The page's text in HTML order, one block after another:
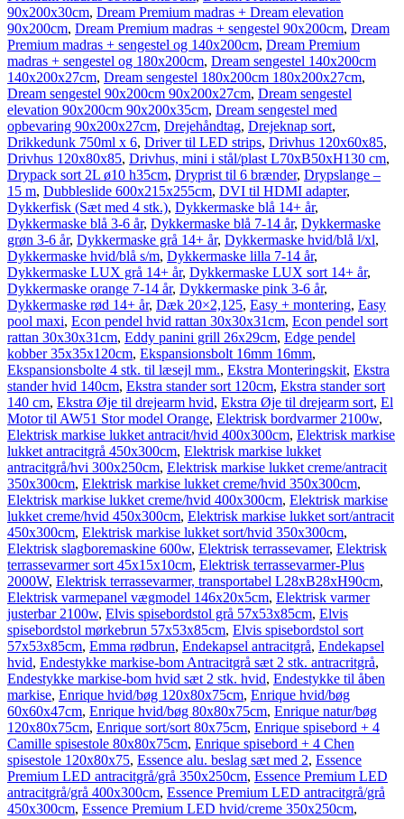
90x200x30cm, Dream Premium madras + Dream elevation
90x200cm, Dream Premium madras + sengestel 90x200cm, Dream
Premium madras + sengestel og 140x200cm, Dream Premium
madras + sengestel og 180x200cm, Dream sengestel 140x200cm
140x200x27cm, Dream sengestel 180x200cm 180x200x27cm,
Dream sengestel 90x200cm 90x200x27cm, Dream sengestel
elevation 90x200cm 90x200x35cm, Dream sengestel med
opbevaring 90x200x27cm, Drejehåndtag, Drejeknap sort,
Drikkedunk 750ml x 6, Driver til LED strips, Drivhus 120x60x85,
Drivhus 120x80x85, Drivhus, mini i stål/plast L70xB50xH130 cm,
Drypack sort 2L ø10 h35cm, Dryprist til 6 brænder, Drypslange –
15 m, Dubbleslide 600x215x255cm, DVI til HDMI adapter,
Dykkerfisk (Sæt med 4 stk.), Dykkermaske blå 14+ år,
Dykkermaske blå 3-6 år, Dykkermaske blå 7-14 år, Dykkermaske
grøn 3-6 år, Dykkermaske grå 14+ år, Dykkermaske hvid/blå l/xl,
Dykkermaske hvid/blå s/m, Dykkermaske lilla 7-14 år,
Dykkermaske LUX grå 14+ år, Dykkermaske LUX sort 14+ år,
Dykkermaske orange 7-14 år, Dykkermaske pink 3-6 år,
Dykkermaske rød 14+ år, Dæk 20×2,125, Easy + montering, Easy
pool maxi, Econ pendel hvid rattan 30x30x31cm, Econ pendel sort
rattan 30x30x31cm, Eddy panini grill 26x29cm, Edge pendel
kobber 35x35x120cm, Ekspansionsbolt 16mm 16mm,
Ekspansionsbolte 4 stk. til læsejl mm., Ekstra Monteringskit, Ekstra
stander hvid 140cm, Ekstra stander sort 120cm, Ekstra stander sort
140 cm, Ekstra Øje til drejearm hvid, Ekstra Øje til drejearm sort, El
Motor til AW51 Stor model Orange, Elektrisk bordvarmer 2100w,
Elektrisk markise lukket antracit/hvid 400x300cm, Elektrisk markise
lukket antracitgrå 450x300cm, Elektrisk markise lukket
antracitgrå/hvi 300x250cm, Elektrisk markise lukket creme/antracit
350x300cm, Elektrisk markise lukket creme/hvid 350x300cm,
Elektrisk markise lukket creme/hvid 400x300cm, Elektrisk markise
lukket creme/hvid 450x300cm, Elektrisk markise lukket sort/antracit
450x300cm, Elektrisk markise lukket sort/hvid 350x300cm,
Elektrisk slagboremaskine 600w, Elektrisk terrassevamer, Elektrisk
terrassevarmer sort 45x15x10cm, Elektrisk terrassevarmer-Plus
2000W, Elektrisk terrassevarmer, transportabel L28xB28xH90cm,
Elektrisk varmepanel vægmodel 146x20x5cm, Elektrisk varmer
justerbar 2100w, Elvis spisebordstol grå 57x53x85cm, Elvis
spisebordstol mørkebrun 57x53x85cm, Elvis spisebordstol sort
57x53x85cm, Emma rødbrun, Endekapsel antracitgrå, Endekapsel
hvid, Endestykke markise-bom Antracitgrå sæt 2 stk. antracritgrå,
Endestykke markise-bom hvid sæt 2 stk. hvid, Endestykke til åben
markise, Enrique hvid/bøg 120x80x75cm, Enrique hvid/bøg
60x60x47cm, Enrique hvid/bøg 80x80x75cm, Enrique natur/bøg
120x80x75cm, Enrique sort/sort 80x75cm, Enrique spisebord + 4
Camille spisestole 80x80x75cm, Enrique spisebord + 4 Chen
spisestole 120x80x75, Essence alu. beslag sæt med 2, Essence
Premium LED antracitgrå/grå 350x250cm, Essence Premium LED
antracitgrå/grå 400x300cm, Essence Premium LED antracitgrå/grå
450x300cm, Essence Premium LED hvid/creme 350x250cm,